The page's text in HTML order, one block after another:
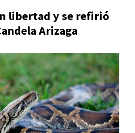
libertad y se refirió
Arizaga